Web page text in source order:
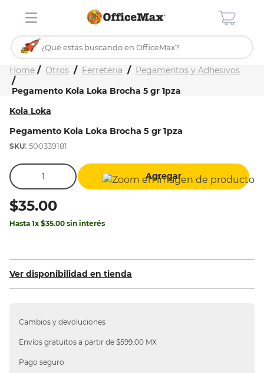
¿Qué estas buscando en OfficeMax?
Inicio Tienda
Otros Ferreteria
Pegamentos y Adhesivos
Pegamento Kola Loka Brocha 5 gr 1pza
Kola Loka
Pegamento Kola Loka Brocha 5 gr 1pza
: 500339181
Agregar
$35.00
Hasta 1x $35.00 sin interés
Ver disponibilidad en tienda
Cambios y devoluciones
Envíos gratuitos a partir de $599.00 MX
Pago seguro
TÉRMINOS MÁS BUSCADOS
.
ojo turco
2.
stitch
3.
toy story
5.
mochilas
.
stuk
7.
mochila
9.
carpetas
10. sillas